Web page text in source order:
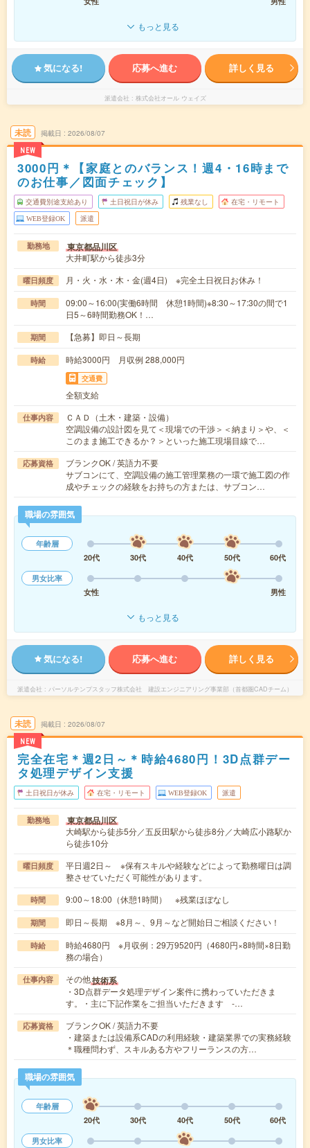
もっと見る
気になる! 応募へ進む 詳しく見る
派遣会社 株式会社オール ウェイズ
未読
NEW
掲載日 2026/08/07
3000円＊【家庭とのバランス！週4・16時まで
のお仕事／図面チェック】
交通費別途支給あり 土日祝日が休み 残業なし 在宅・リモート
WEB登録OK 派遣
勤務地 東京都品川区
大井町駅から徒歩3分
曜日頻度 月・火・水・木・金(週4日) ※完全土日祝日お休み！
時間
09:00～16:00(実働6時間 休憩1時間)※8:30～17:30の間で1
日5～6時間勤務OK！…
期間 【急募】即日～長期
時給 時給3000円 月収例 288,000円
交通費
全額支給
仕事内容
ＣＡＤ（土木・建築・設備）
空調設備の設計図を見て＜現場での干渉＞＜納まり＞や、＜
このまま施工できるか？＞といった施工現場目線で…
応募資格
ブランクOK / 英語力不要
サブコンにて、空調設備の施工管理業務の一環で施工図の作
成やチェックの経験をお持ちの方または、サブコン…
職場の雰囲気
年齢層
20代
30代 40代 50代
60代
男女比率
女性
男性
もっと見る
気になる! 応募へ進む 詳しく見る
派遣会社 パーソルテンプスタッフ株式会社 建設エンジニアリング事業部（首都圏CADチーム）
未読
NEW
掲載日 2026/08/07
完全在宅＊週2日～＊時給4680円！3D点群デー
タ処理デザイン支援
土日祝日が休み 在宅・リモート WEB登録OK 派遣
勤務地 東京都品川区
大崎駅から徒歩5分／五反田駅から徒歩8分／大崎広小路駅か
ら徒歩10分
曜日頻度
平日週2日～ ※保有スキルや経験などによって勤務曜日は調
整させていただく可能性があります。
時間 9:00～18:00（休憩1時間） ※残業ほぼなし
期間 即日～長期 ※8月～、9月～など開始日ご相談ください！
時給
時給4680円 ※月収例：29万9520円（4680円×8時間×8日勤
務の場合）
仕事内容 その他技術系
・3D点群データ処理デザイン案件に携わっていただきま
す。・主に下記作業をご担当いただきます -…
応募資格
ブランクOK / 英語力不要
・建築または設備系CADの利用経験・建築業界での実務経験
＊職種問わず、スキルある方やフリーランスの方…
職場の雰囲気
年齢層
20代
30代 40代 50代
60代
男女比率